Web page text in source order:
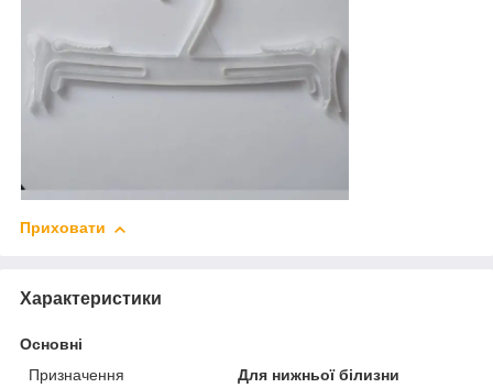
Приховати
Характеристики
Основні
Призначення
Для нижньої білизни